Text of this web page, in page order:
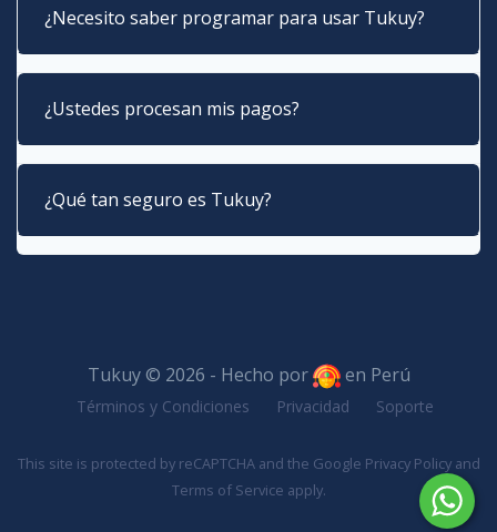
¿Necesito saber programar para usar Tukuy?
¿Ustedes procesan mis pagos?
¿Qué tan seguro es Tukuy?
Tukuy © 2026 - Hecho por en Perú
Términos y Condiciones Privacidad Soporte
This site is protected by reCAPTCHA and the Google Privacy Policyand
Terms of Service apply.